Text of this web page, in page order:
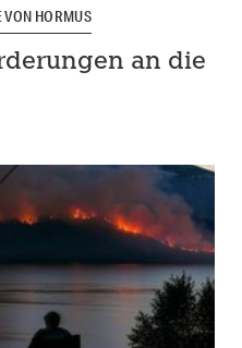
HORMUS
an die